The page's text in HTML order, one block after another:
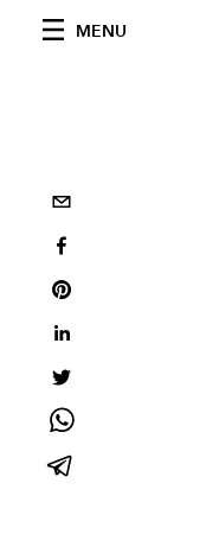
MENU